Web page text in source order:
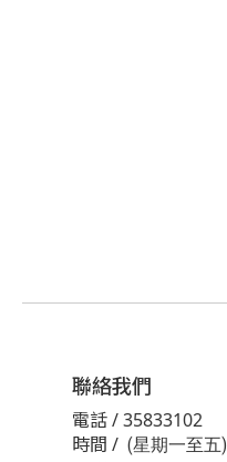
聯絡我們
電話 / 35833102
時間 / (星期一至五)